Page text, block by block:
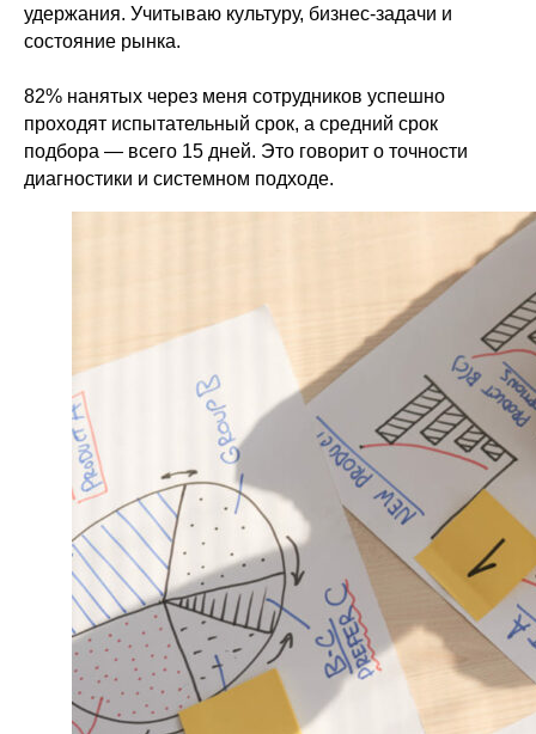
удержания. Учитываю культуру, бизнес-задачи и
состояние рынка.
82% нанятых через меня сотрудников успешно
проходят испытательный срок, а средний срок
подбора — всего 15 дней. Это говорит о точности
диагностики и системном подходе.